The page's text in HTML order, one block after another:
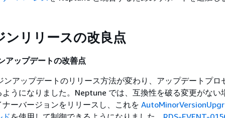
ンリリースの改良点
アップデートの改善点
ンアップデートのリリース方法が変わり、アップデートプロ
うになりました。Neptune では、互換性を破る変更がない
ーバージョンをリリースし、これを